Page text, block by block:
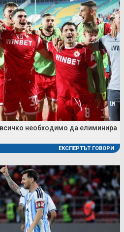
необходимо да елиминира
ЕКСПЕРТЪТ ГОВОРИ